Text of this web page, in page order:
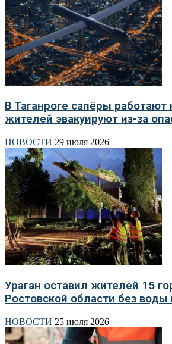
В Таганроге сапёры работают
жителей эвакуируют из-за
НОВОСТИ 29 июля 2026
Ураган оставил жителей 15
Ростовской области без воды
НОВОСТИ 25 июля 2026